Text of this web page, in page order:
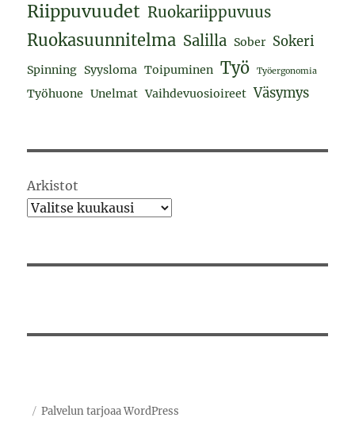
Riippuvuudet Ruokariippuvuus
Ruokasuunnitelma Salilla Sober Sokeri
Spinning Syysloma Toipuminen Työ Työergonomia
Työhuone Unelmat Vaihdevuosioireet Väsymys
Arkistot
Palvelun tarjoaa WordPress